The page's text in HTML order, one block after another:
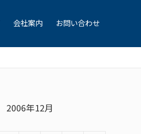
会社案内 お問い合わせ
2006年12月